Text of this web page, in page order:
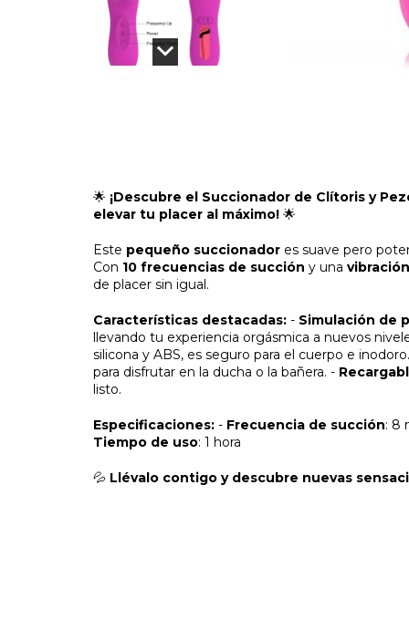
🌟 ¡Descubre el Succionador de Clítoris y
elevar tu placer al máximo! 🌟
Este pequeño succionador es suave pero
Con 10 frecuencias de succión y una
de placer sin igual.
Características destacadas: - Simulación de
llevando tu experiencia orgásmica a nuevos
silicona y ABS, es seguro para el cuerpo e
para disfrutar en la ducha o la bañera. -
listo.
Especificaciones: - Frecuencia de succión: 8
Tiempo de uso: 1 hora
💦 Llévalo contigo y descubre nuevas